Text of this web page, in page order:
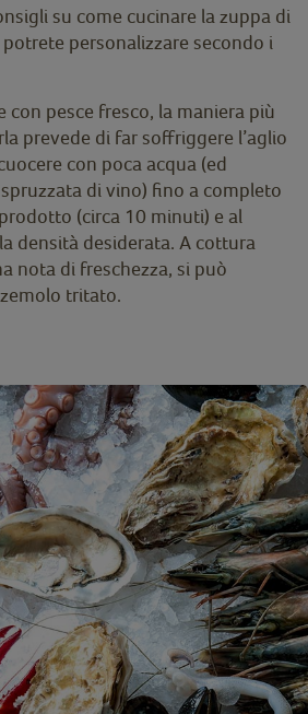
su come cucinare la zuppa di
personalizzare secondo i
con pesce fresco, la maniera più
prevede di far soffriggere l’aglio
con poca acqua (ed
di vino) fino a completo
(circa 10 minuti) e al
densità desiderata. A cottura
nota di freschezza, si può
tritato.